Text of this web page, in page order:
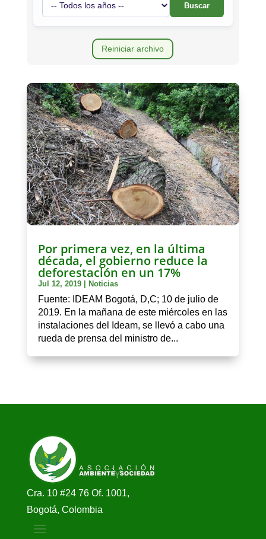
Buscar
Reiniciar archivo
Por primera vez, en la última
década, el gobierno reduce la
deforestación en un 17%
Jul 12, 2019| Noticias
Fuente: IDEAM Bogotá, D,C; 10 de julio de
2019. En la mañana de este miércoles en las
instalaciones del Ideam, se llevó a cabo una
rueda de prensa del ministro de...
Cra. 10 #24 76 Of. 1001,
Bogotá, Colombia